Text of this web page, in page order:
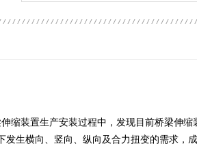
置生产安装过程中，发现目前桥梁伸缩装置存
生横向、竖向、纵向及合力扭变的需求，